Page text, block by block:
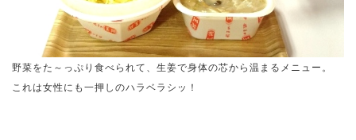
野菜をた～っぷり食べられて、生姜で身体の芯から温まるメニュー。
これは女性にも一押しのハラベラシッ！